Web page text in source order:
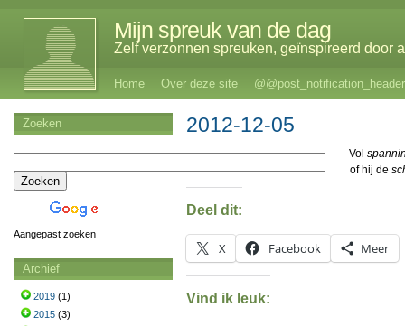
Mijn spreuk van de dag
Zelf verzonnen spreuken, geïnspireerd door
Home Over deze site @@post_notification_header
2012-12-05
Vol
of hij de
Deel dit:
X Facebook Meer
Vind ik leuk:
Zoeken
Aangepast zoeken
Archief
2019 (1)
2015 (3)